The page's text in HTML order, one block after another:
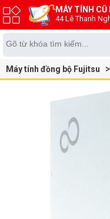
MÁY TÍNH CŨ
44 Lê Thanh
Máy tính đồng bộ Fujitsu